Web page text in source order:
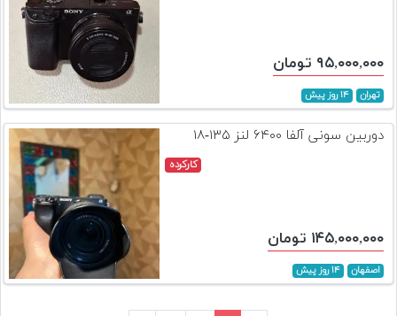
۹۵,۰۰۰,۰۰۰ تومان
تهران ۱۴ روز پیش
دوربین سونی آلفا ۶۴۰۰ لنز ۱۳۵-۱۸
کارکرده
۱۴۵,۰۰۰,۰۰۰ تومان
اصفهان ۱۴ روز پیش